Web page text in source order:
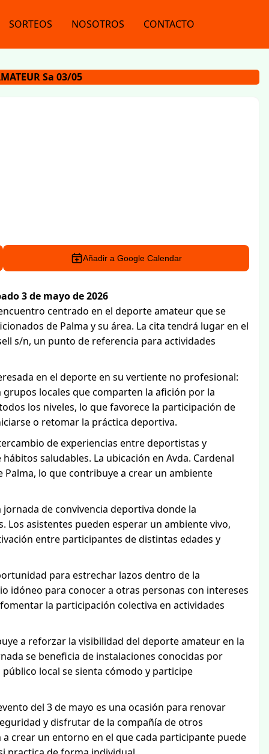
SORTEOS NOSOTROS CONTACTO
Sa 03/05
Añadir a Google Calendar
3 de mayo de 2026
centrado en el deporte amateur que se
de Palma y su área. La cita tendrá lugar en el
s/n, un punto de referencia para actividades
en el deporte en su vertiente no profesional:
locales que comparten la afición por la
los niveles, lo que favorece la participación de
o retomar la práctica deportiva.
de experiencias entre deportistas y
saludables. La ubicación en Avda. Cardenal
lo que contribuye a crear un ambiente
de convivencia deportiva donde la
asistentes pueden esperar un ambiente vivo,
entre participantes de distintas edades y
para estrechar lazos dentro de la
idóneo para conocer a otras personas con intereses
la participación colectiva en actividades
a reforzar la visibilidad del deporte amateur en la
se beneficia de instalaciones conocidas por
local se sienta cómodo y participe
del 3 de mayo es una ocasión para renovar
y disfrutar de la compañía de otros
crear un entorno en el que cada participante puede